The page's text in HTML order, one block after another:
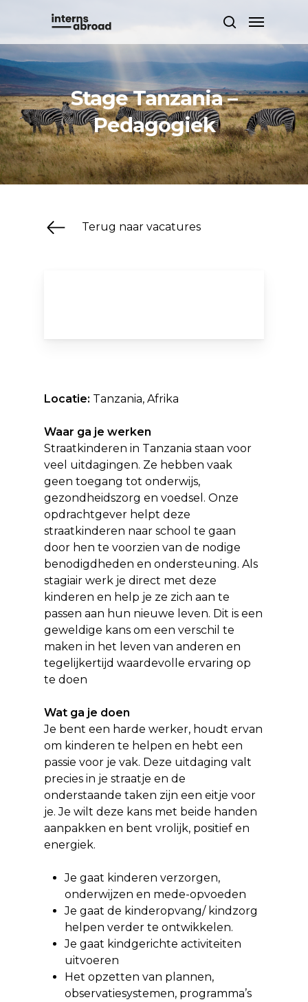
content
search
Menu
Stage Tanzania –
Pedagogiek
Terug naar vacatures
Locatie: Tanzania, Afrika
Waar ga je werken
Straatkinderen in Tanzania staan voor
veel uitdagingen. Ze hebbenvaak
geen toegang tot onderwijs,
gezondheidszorg en voedsel.Onze
opdrachtgever helpt deze
straatkinderen naar school te gaan
door hen te voorzien van de nodige
benodigdheden en ondersteuning. Als
stagiair werk je direct met deze
kinderen en help je ze zich aan te
passen aan hun nieuwe leven. Dit is een
geweldige kans om een verschil te
maken in het leven van anderen en
tegelijkertijd waardevolle ervaring op
te doen
Wat ga je doen
Je bent een harde werker, houdt ervan
om kinderen te helpen en hebt een
passie voor je vak. Deze uitdaging valt
precies in je straatje en de
onderstaande taken zijn een eitje voor
je. Je wilt deze kans met beide handen
aanpakken en bent vrolijk, positief en
energiek.
Je gaat kinderen verzorgen,
onderwijzen en mede-opvoeden
Je gaat de kinderopvang/ kindzorg
helpen verder te ontwikkelen.
Je gaat kindgerichte activiteiten
uitvoeren
Het opzetten van plannen,
observatiesystemen, programma’s